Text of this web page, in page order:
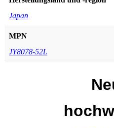
Japan
MPN
JY8078-52L